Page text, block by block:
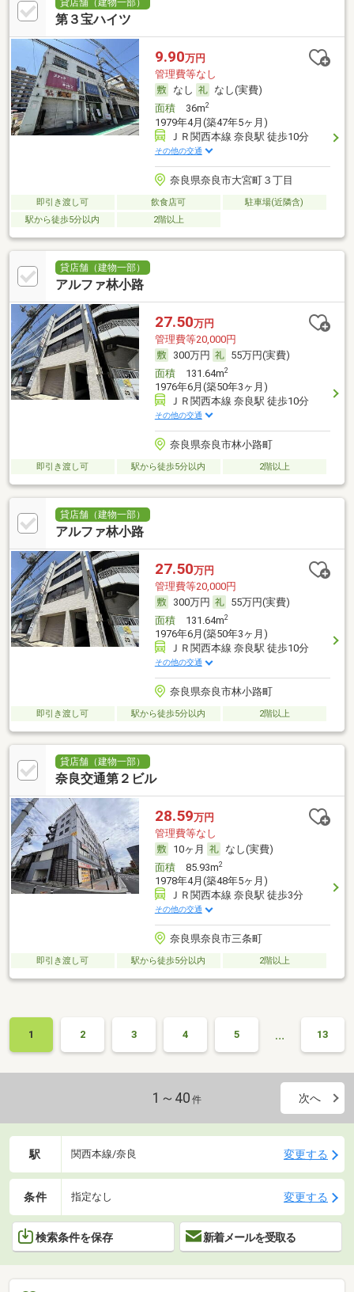
貸店舗（建物一部）
第３宝ハイツ
9.90万円
管理費等なし
なし
なし(実費)
面積36m2
1979年4月(築47年5ヶ月)
ＪＲ関西本線 奈良駅 徒歩10分
その他の交通
奈良県奈良市大宮町３丁目
即引き渡し可 飲食店可
駐車場(近隣含)
駅から徒歩5分以内
2階以上
貸店舗（建物一部）
アルファ林小路
27.50万円
管理費等20,000円
300万円
55万円(実費)
面積131.64m2
1976年6月(築50年3ヶ月)
ＪＲ関西本線 奈良駅 徒歩10分
その他の交通
奈良県奈良市林小路町
即引き渡し可 駅から徒歩5分以内 2階以上
貸店舗（建物一部）
アルファ林小路
27.50万円
管理費等20,000円
300万円
55万円(実費)
面積131.64m2
1976年6月(築50年3ヶ月)
ＪＲ関西本線 奈良駅 徒歩10分
その他の交通
奈良県奈良市林小路町
即引き渡し可 駅から徒歩5分以内 2階以上
貸店舗（建物一部）
奈良交通第２ビル
28.59万円
管理費等なし
10ヶ月
なし(実費)
面積85.93m2
1978年4月(築48年5ヶ月)
ＪＲ関西本線 奈良駅 徒歩3分
その他の交通
奈良県奈良市三条町
即引き渡し可 駅から徒歩5分以内 2階以上
1 2 3 4 5 … 13
1～40 件 次へ
駅 関西本線/奈良 変更する
条件 指定なし 変更する
検索条件を保存 新着メールを受取る